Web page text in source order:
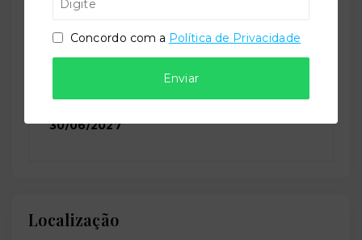
Situação:
Em construção
Previsão de entrega:
30/06/2027
Localização
Concordo com a Política de Privacidade
Enviar